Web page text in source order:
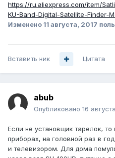
https://ru.aliexpress.com/item/
KU-Band-Digital-Satellite-Finder-
Изменено 11 августа, 2017
Вставить ник Цитата
abub
Опубликовано 16
Если не установщик тарелок,
приборах, на головной раз в
и телевизором. Для дома